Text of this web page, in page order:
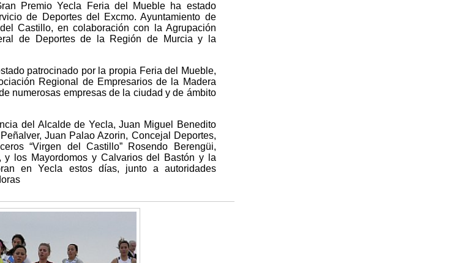
Premio Yecla Feria del Mueble ha estado
de Deportes del Excmo. Ayuntamiento de
Castillo, en colaboración con la Agrupación
de Deportes de la Región de Murcia y la
patrocinado por la propia Feria del Mueble,
Regional de Empresarios de la Madera
numerosas empresas de la ciudad y de ámbito
del Alcalde de Yecla, Juan Miguel Benedito
Juan Palao Azorin, Concejal Deportes,
“Virgen del Castillo” Rosendo Berengüi,
y los Mayordomos y Calvarios del Bastón y la
en Yecla estos días, junto a autoridades